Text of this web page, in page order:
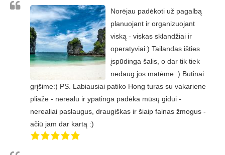
Norėjau padėkoti už pagalbą
planuojant ir organizuojant
viską - viskas sklandžiai ir
operatyviai:) Tailandas išties
įspūdinga šalis, o dar tik tiek
nedaug jos matėme :) Būtinai
grįšime:) PS. Labiausiai patiko Hong turas su vakariene
pliaže - nerealu ir ypatinga padėka mūsų gidui -
nerealiai paslaugus, draugiškas ir šiaip fainas žmogus -
ačiū jam dar kartą :)